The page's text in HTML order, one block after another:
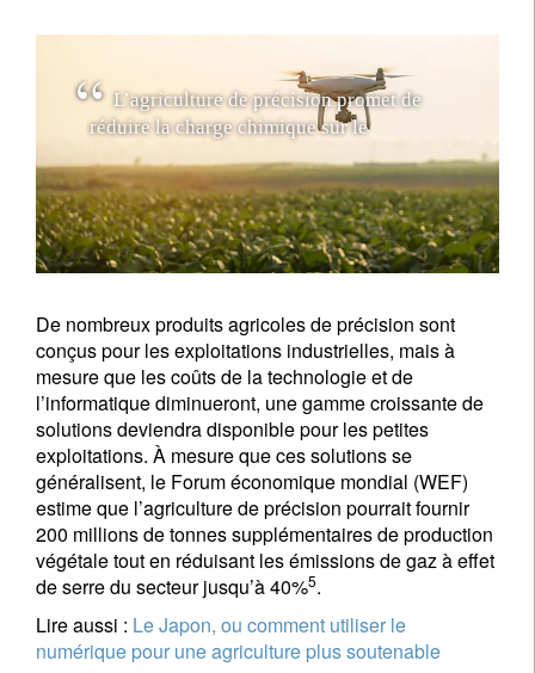
L’agriculture de précision promet de
réduire la charge chimique sur le
ct cherc
De nombreux produits agricoles de précision sont
conçus pour les exploitations industrielles, mais à
mesure que les coûts de la technologie et de
l’informatique diminueront, une gamme croissante de
solutions deviendra disponible pour les petites
exploitations. À mesure que ces solutions se
généralisent, le Forum économique mondial (WEF)
estime que l’agriculture de précision pourrait fournir
200 millions de tonnes supplémentaires de production
végétale tout en réduisant les émissions de gaz à effet
de serre du secteur jusqu’à 40%5.
Lire aussi : Le Japon, ou comment utiliser le
numérique pour une agriculture plus soutenable